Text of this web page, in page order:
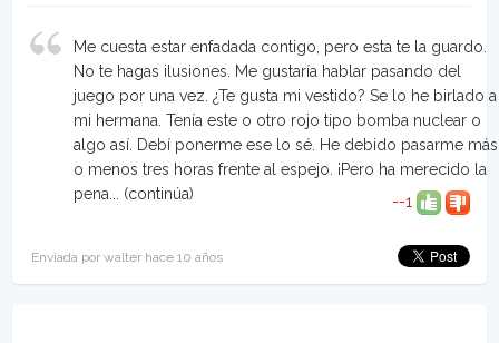
Me cuesta estar enfadada contigo, pero esta te la guardo.
No te hagas ilusiones. Me gustaría hablar pasando del
juego por una vez. ¿Te gusta mi vestido? Se lo he birlado a
mi hermana. Tenía este o otro rojo tipo bomba nuclear o
algo así. Debí ponerme ese lo sé. He debido pasarme más
o menos tres horas frente al espejo. ¡Pero ha merecido la
pena... (continúa) --1
Enviada por walter hace 10 años